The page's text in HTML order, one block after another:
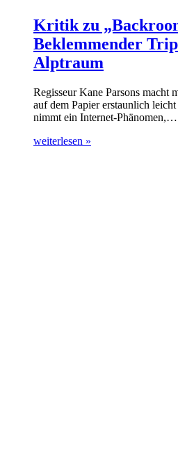
Kritik zu
Beklemmender
Alptraum
Regisseur Kane Parsons macht
auf dem Papier erstaunlich
nimmt ein Internet-Phänomen,…
weiterlesen »